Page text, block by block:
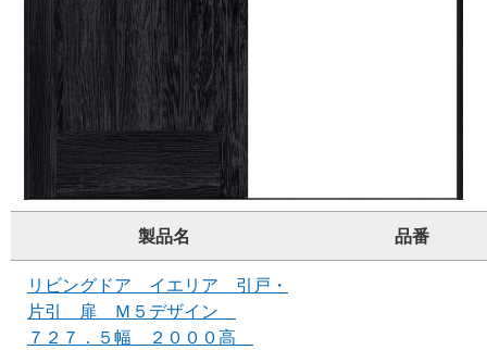
製品名 品番
リビングドア イエリア 引戸・
片引 扉 Ｍ５デザイン
７２７．５幅 ２０００高